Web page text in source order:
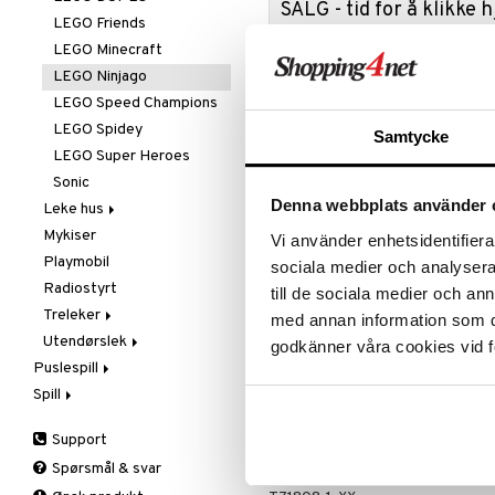
Samtycke
Denna webbplats använder
Vi använder
sociala medier och
till de sociala medier och
med annan information som
godkänner våra cookies vid
SALG - tid for å klikke
TIL
Produktinfo
Kais elementildrobot svinger et
onde Jordana og vakten i
du kombinere delene fra 3 tøffe
skape en egen unik robot. Hver
armer, våpen og overkropp slik
L.O.L.
Mamma Mø
Mulle
Mummi
Paw Patrol
Peppa Gris
Pettersen & Findus
Pippi Langstrømpe
PJ MASKS
Pokemon
Skrållan
Spiderman
Super Mario
LEGO Friends
LEGO Minecraft
LEGO Ninjago
LEGO Speed Champions
LEGO Spidey
LEGO Super Heroes
Sonic
Leke hus
Kjøkken &
Kjøkkenredskap
Vasking
Mykiser
Playmobil
Radiostyrt
Treleker
Brio
Jabadabado
Micki
Utendørslek
Strandlek
Utelek
Puslespill
1000 biter
200-500 biter
3D-Puslespill
Spill
Pocketspill
Selskapsspill
Support
Spørsmål & svar